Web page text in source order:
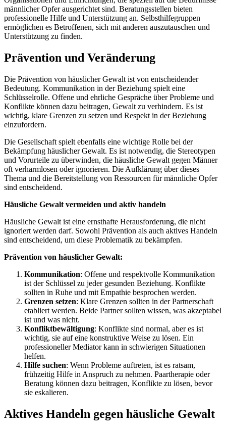
männlicher Opfer ausgerichtet sind. Beratungsstellen bieten
professionelle Hilfe und Unterstützung an. Selbsthilfegruppen
ermöglichen es Betroffenen, sich mit anderen auszutauschen und
Unterstützung zu finden.
Prävention und Veränderung
Die Prävention von häuslicher Gewalt ist von entscheidender
Bedeutung. Kommunikation in der Beziehung spielt eine
Schlüsselrolle. Offene und ehrliche Gespräche über Probleme und
Konflikte können dazu beitragen, Gewalt zu verhindern. Es ist
wichtig, klare Grenzen zu setzen und Respekt in der Beziehung
einzufordern.
Die Gesellschaft spielt ebenfalls eine wichtige Rolle bei der
Bekämpfung häuslicher Gewalt. Es ist notwendig, die Stereotypen
und Vorurteile zu überwinden, die häusliche Gewalt gegen Männer
oft verharmlosen oder ignorieren. Die Aufklärung über dieses
Thema und die Bereitstellung von Ressourcen für männliche Opfer
sind entscheidend.
Häusliche Gewalt vermeiden und aktiv handeln
Häusliche Gewalt ist eine ernsthafte Herausforderung, die nicht
ignoriert werden darf. Sowohl Prävention als auch aktives Handeln
sind entscheidend, um diese Problematik zu bekämpfen.
Prävention von häuslicher Gewalt:
Kommunikation: Offene und respektvolle Kommunikation
ist der Schlüssel zu jeder gesunden Beziehung. Konflikte
sollten in Ruhe und mit Empathie besprochen werden.
Grenzen setzen: Klare Grenzen sollten in der Partnerschaft
etabliert werden. Beide Partner sollten wissen, was akzeptabel
ist und was nicht.
Konfliktbewältigung: Konflikte sind normal, aber es ist
wichtig, sie auf eine konstruktive Weise zu lösen. Ein
professioneller Mediator kann in schwierigen Situationen
helfen.
Hilfe suchen: Wenn Probleme auftreten, ist es ratsam,
frühzeitig Hilfe in Anspruch zu nehmen. Paartherapie oder
Beratung können dazu beitragen, Konflikte zu lösen, bevor
sie eskalieren.
Aktives Handeln gegen häusliche Gewalt